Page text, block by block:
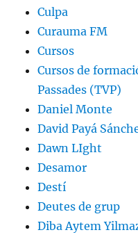
Culpa
Curauma FM
Cursos
Cursos de
Passades (TVP)
Daniel Monte
David Payá
Dawn LIght
Desamor
Destí
Deutes de grup
Diba Aytem